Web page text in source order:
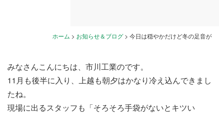
ホーム > お知らせ＆ブログ > 今日は穏やかだけど冬の足音が
みなさんこんにちは、市川工業のです。
11月も後半に入り、上越も朝夕はかなり冷え込んできまし
たね。
現場に出るスタッフも「そろそろ手袋がないとキツい